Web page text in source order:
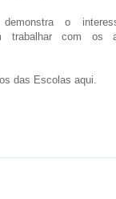
demonstra o
trabalhar com os
das Escolas